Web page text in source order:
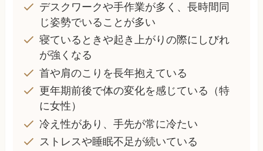
デスクワークや手作業が多く、長時間同
じ姿勢でいることが多い
寝ているときや起き上がりの際にしびれ
が強くなる
首や肩のこりを長年抱えている
更年期前後で体の変化を感じている（特
に女性）
冷え性があり、手先が常に冷たい
ストレスや睡眠不足が続いている